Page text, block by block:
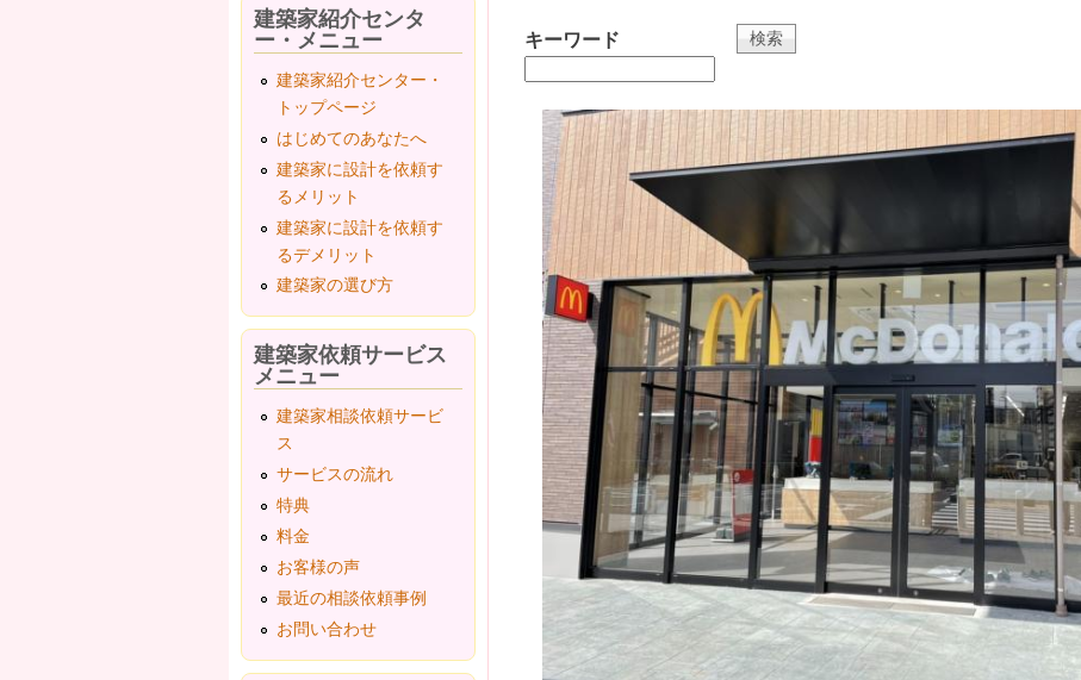
キーワード
建築家紹介センタ
ー・メニュー
建築家紹介センター・
トップページ
はじめてのあなたへ
建築家に設計を依頼す
るメリット
建築家に設計を依頼す
るデメリット
建築家の選び方
建築家依頼サービス
メニュー
建築家相談依頼サービ
ス
サービスの流れ
特典
料金
お客様の声
最近の相談依頼事例
お問い合わせ